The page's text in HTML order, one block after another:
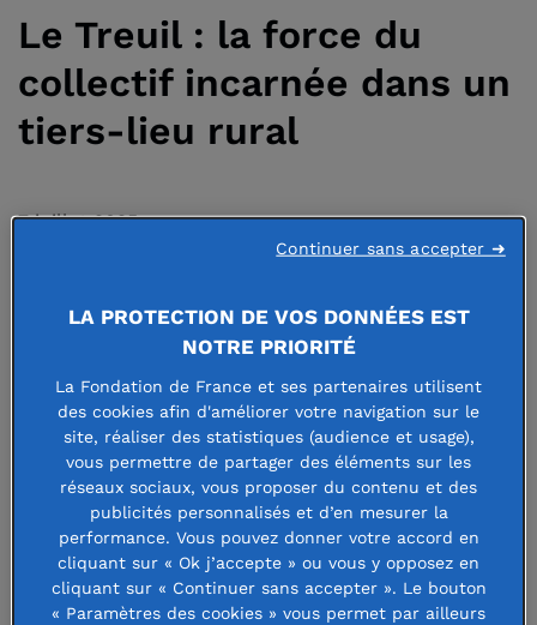
Le Treuil : la force du
collectif incarnée dans un
tiers-lieu rural
7 juillet 2025
À Chambœuf, dans la Loire, une
ancienne ferme oubliée est devenue
un emblème de la transition
écologique et citoyenne. Grâce à
l’association Les Amis du Treuil, ce
tiers-lieu rural rassemble
agriculteurs, citoyens et associations
LA PROTECTION DE VOS DONNÉES EST
NOTRE PRIORITÉ
La Fondation de France et ses partenaires utilisent
des cookies afin d'améliorer votre navigation sur le
site, réaliser des statistiques (audience et usage),
vous permettre de partager des éléments sur les
réseaux sociaux, vous proposer du contenu et des
publicités personnalisés et d’en mesurer la
performance. Vous pouvez donner votre accord en
cliquant sur « Ok j’accepte » ou vous y opposez en
cliquant sur « Continuer sans accepter ». Le bouton
« Paramètres des cookies » vous permet par ailleurs
Continuer sans accepter ➜